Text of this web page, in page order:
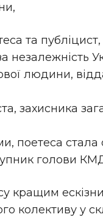
та публіцист,
людини,
захисника
поетеса
голови
кращим
колективу у